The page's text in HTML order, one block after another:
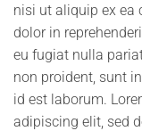
nisi ut aliquip ex ea
dolor in
eu fugiat nulla
non proident, sunt
id est laborum.
adipiscing elit, sed